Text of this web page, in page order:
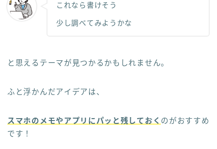
これなら書けそう
少し調べてみようかな
と思えるテーマが見つかるかもしれません。
ふと浮かんだアイデアは、
スマホのメモやアプリにパッと残しておく のがおすすめ
です！